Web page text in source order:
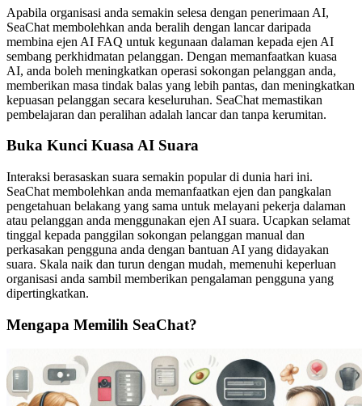
Apabila organisasi anda semakin selesa dengan penerimaan AI,
SeaChat membolehkan anda beralih dengan lancar daripada
membina ejen AI FAQ untuk kegunaan dalaman kepada ejen AI
sembang perkhidmatan pelanggan. Dengan memanfaatkan kuasa
AI, anda boleh meningkatkan operasi sokongan pelanggan anda,
memberikan masa tindak balas yang lebih pantas, dan meningkatkan
kepuasan pelanggan secara keseluruhan. SeaChat memastikan
pembelajaran dan peralihan adalah lancar dan tanpa kerumitan.
Buka Kunci Kuasa AI Suara
Interaksi berasaskan suara semakin popular di dunia hari ini.
SeaChat membolehkan anda memanfaatkan ejen dan pangkalan
pengetahuan belakang yang sama untuk melayani pekerja dalaman
atau pelanggan anda menggunakan ejen AI suara. Ucapkan selamat
tinggal kepada panggilan sokongan pelanggan manual dan
perkasakan pengguna anda dengan bantuan AI yang didayakan
suara. Skala naik dan turun dengan mudah, memenuhi keperluan
organisasi anda sambil memberikan pengalaman pengguna yang
dipertingkatkan.
Mengapa Memilih SeaChat?